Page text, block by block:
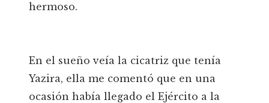
hermoso.
En el sueño veía la cicatriz que tenía
Yazira, ella me comentó que en una
ocasión había llegado el Ejército a la